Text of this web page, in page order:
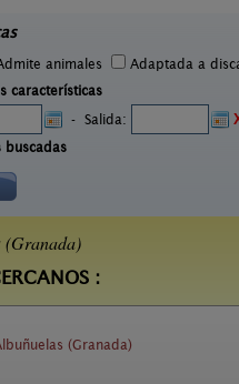
animales
Adaptada a
características
- Salida:
buscadas
(Granada)
:
(Granada)